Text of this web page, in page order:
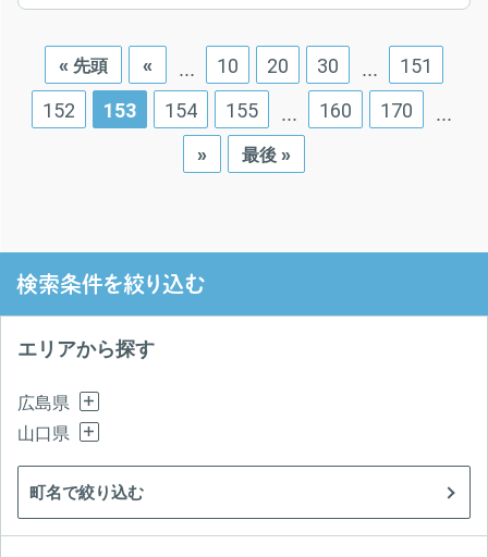
検索条件を絞り込む
エリアから探す
広島県
山口県
町名で絞り込む
« 先頭 « ... 10 20 30 ...
151
152
153 154 155 ... 160 170 ...
» 最後 »